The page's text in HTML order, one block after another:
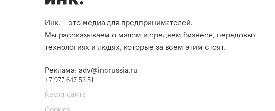
Инк. – это медиа для предпринимателей.
Мы рассказываем о малом и среднем бизнесе, передовых
технологиях и людях, которые за всем этим стоят.
Реклама: adv@incrussia.ru
+7 977 647 52 51
Карта сайта